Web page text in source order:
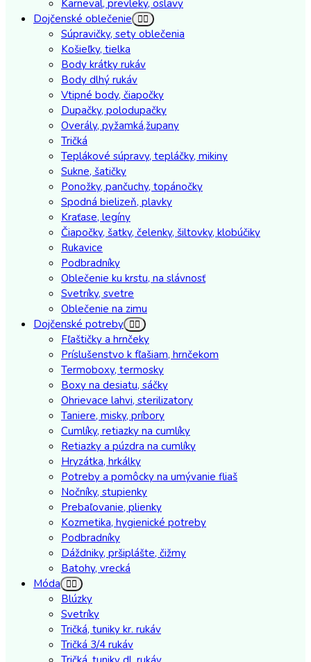
Karneval, prevleky, oslavy
Dojčenské oblečenie
Súpravičky, sety oblečenia
Košieľky, tielka
Body krátky rukáv
Body dlhý rukáv
Vtipné body, čiapočky
Dupačky, polodupačky
Overály, pyžamká,župany
Tričká
Teplákové súpravy, tepláčky, mikiny
Sukne, šatičky
Ponožky, pančuchy, topánočky
Spodná bielizeň, plavky
Kraťase, legíny
Čiapočky, šatky, čelenky, šiltovky, klobúčiky
Rukavice
Podbradníky
Oblečenie ku krstu, na slávnosť
Svetríky, svetre
Oblečenie na zimu
Dojčenské potreby
Fľaštičky a hrnčeky
Príslušenstvo k fľašiam, hrnčekom
Termoboxy, termosky
Boxy na desiatu, sáčky
Ohrievace lahvi, sterilizatory
Taniere, misky, príbory
Cumlíky, retiazky na cumlíky
Retiazky a púzdra na cumlíky
Hryzátka, hrkálky
Potreby a pomôcky na umývanie fliaš
Nočníky, stupienky
Prebaľovanie, plienky
Kozmetika, hygienické potreby
Podbradníky
Dáždniky, pršiplášte, čižmy
Batohy, vrecká
Móda
Blúzky
Svetríky
Tričká, tuniky kr. rukáv
Tričká 3/4 rukáv